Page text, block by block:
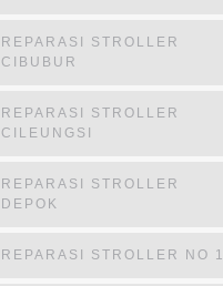
REPARASI STROLLER
CIBUBUR
REPARASI STROLLER
CILEUNGSI
REPARASI STROLLER
DEPOK
REPARASI STROLLER NO 1